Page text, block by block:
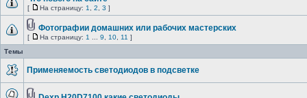
[ На страницу: 1 2 3 ]
Фотографии домашних или рабочих мастерских
[ На страницу: 1 9 10 11 ]
Темы
Применяемость светодиодов в подсветке